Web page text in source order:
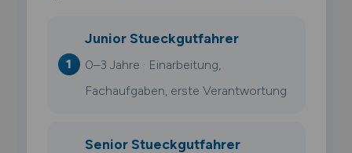
Junior Stueckgutfahrer
0–3 Jahre · Einarbeitung,
Fachaufgaben, erste Verantwortung
Senior Stueckgutfahrer